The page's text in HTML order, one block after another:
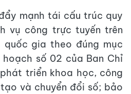
mạnh tái cấu trúc quy
vụ công trực tuyến trên
quốc gia theo đúng mục
số 02 của Ban Chỉ
triển khoa học, công
và chuyển đổi số; bảo